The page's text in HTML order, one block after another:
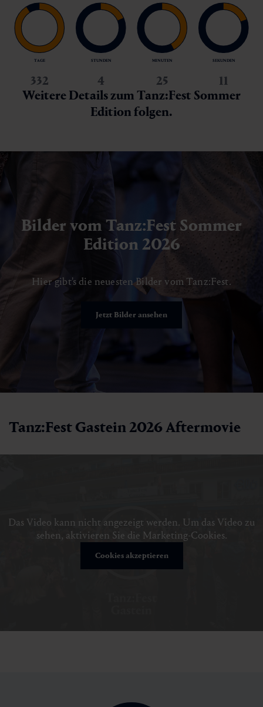
TAGE
332
STUNDEN
4
MINUTEN
25
SEKUNDEN
9
Weitere Details zum Tanz:Fest Sommer
Edition folgen.
Bilder vom Tanz:Fest Sommer
Edition 2026
Hier gibt's die neuesten Bilder vom Tanz:Fest.
Jetzt Bilder ansehen
Tanz:Fest Gastein 2026 Aftermovie
Das Video kann nicht angezeigt werden. Um das Video zu
sehen, aktivieren Sie die Marketing-Cookies.
Cookies akzeptieren